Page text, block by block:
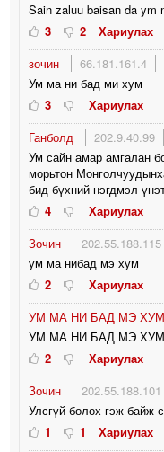
Sain zaluu baisan da ym
3
2
Хариулах
зочин
66.181.161.4
Ум ма ни бад ми хум
3
Хариулах
Ганболд
202.9.40.99
Ум сайн амар амгалан
морьтон
бид бүхний нэгдмэл
4
Хариулах
Зочин
202.55.188.115
ум ма нибад мэ хум
2
Хариулах
УМ МА НИ БАД МЭ ХУМ
УМ МА НИ БАД МЭ ХУМ
2
Хариулах
Зочин
202.55.188.101
Улсгүй болох гэж байж
1
1
Хариулах